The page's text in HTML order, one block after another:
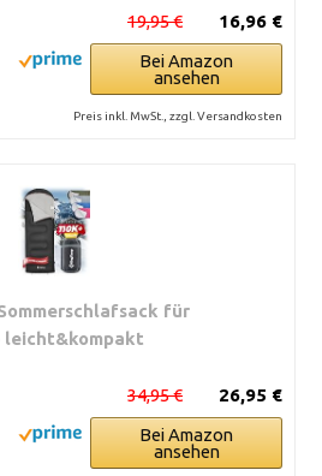
16,96 €
19,95 €
Bei Amazon
ansehen
Preis inkl. MwSt., zzgl. Versandkosten
für
leicht&kompakt
26,95 €
34,95 €
Bei Amazon
ansehen